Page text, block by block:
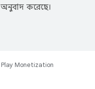
অনুবাদ করেছে।
Play Monetization